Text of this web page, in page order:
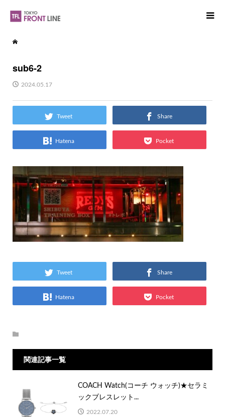
sub6-2
2024.05.17
Tweet Share
Hatena Pocket
Tweet Share
Hatena Pocket
関連記事一覧
COACH Watch(コーチ ウォッチ)★セラミ
ックブレスレット...
2022.07.20